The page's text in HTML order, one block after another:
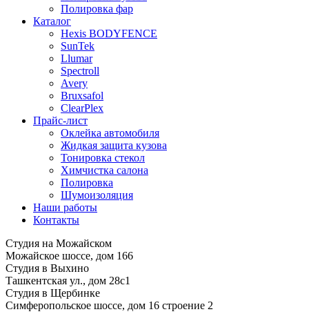
Полировка фар
Каталог
Hexis BODYFENCE
SunTek
Llumar
Spectroll
Avery
Bruxsafol
ClearPlex
Прайс-лист
Оклейка автомобиля
Жидкая защита кузова
Тонировка стекол
Химчистка салона
Полировка
Шумоизоляция
Наши работы
Контакты
Студия на Можайском
Можайское шоссе, дом 166
Студия в Выхино
Ташкентская ул., дом 28с1
Студия в Щербинке
Симферопольское шоссе, дом 16 строение 2